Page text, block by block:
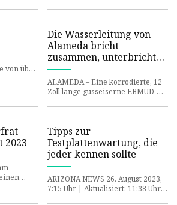
von über
Die Wasserleitung von
Alameda bricht
zusammen, unterbricht
den Betrieb und
verursacht Schäden
ALAMEDA – Eine korrodierte, 12
Zoll lange gusseiserne EBMUD-
2023
Tipps zur
Festplattenwartung, die
jeder kennen sollte
ARIZONA NEWS 26. August 2023,
7:15 Uhr | Aktualisiert: 11:38 Uhr